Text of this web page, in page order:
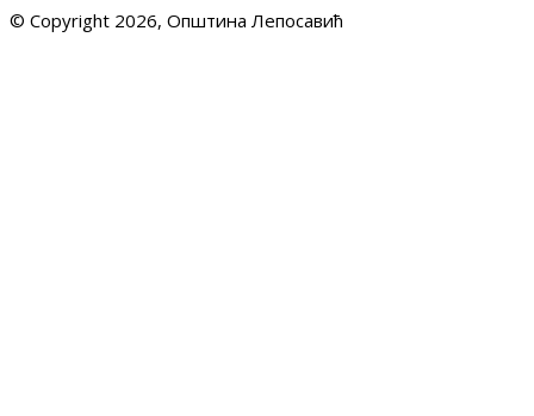
© Copyright 2026, Општина Лепосавић